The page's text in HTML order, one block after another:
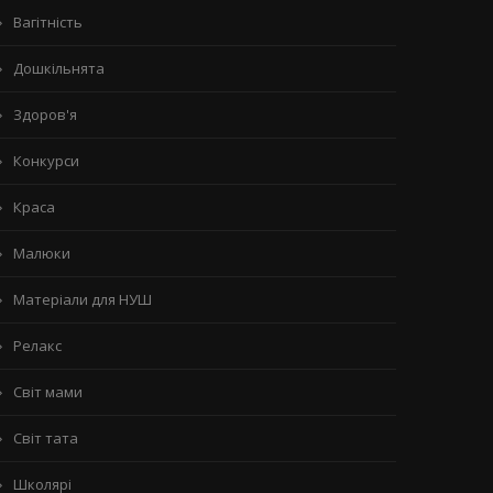
Вагітність
Дошкільнята
Здоров'я
Конкурси
Краса
Малюки
Матеріали для НУШ
Релакс
Світ мами
Світ тата
Школярі